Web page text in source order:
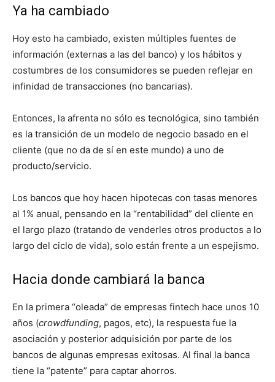
Ya ha cambiado
Hoy esto ha cambiado, existen múltiples fuentes de
información (externas a las del banco) y los hábitos y
costumbres de los consumidores se pueden reflejar en
infinidad de transacciones (no bancarias).
Entonces, la afrenta no sólo es tecnológica, sino también
es la transición de un modelo de negocio basado en el
cliente (que no da de sí en este mundo) a uno de
producto/servicio.
Los bancos que hoy hacen hipotecas con tasas menores
al 1% anual, pensando en la “rentabilidad” del cliente en
el largo plazo (tratando de venderles otros productos a lo
largo del ciclo de vida), solo están frente a un espejismo.
Hacia donde cambiará la banca
En la primera “oleada” de empresas fintech hace unos 10
años (crowdfunding, pagos, etc), la respuesta fue la
asociación y posterior adquisición por parte de los
bancos de algunas empresas exitosas. Al final la banca
tiene la “patente” para captar ahorros.